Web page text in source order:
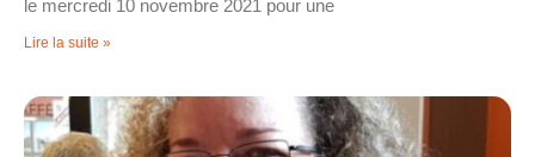
le mercredi 10 novembre 2021 pour une
Lire la suite »